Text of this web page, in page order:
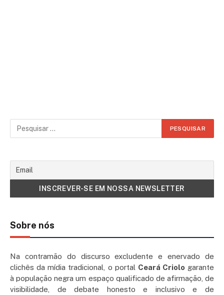
Sobre nós
Na contramão do discurso excludente e enervado de
clichês da mídia tradicional, o portal Ceará Criolo garante
à população negra um espaço qualificado de afirmação, de
visibilidade, de debate honesto e inclusivo e de